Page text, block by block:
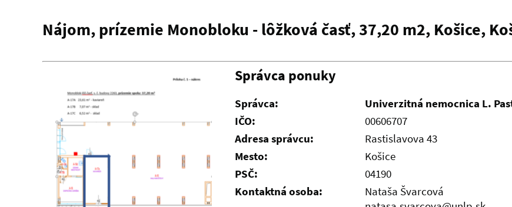
Nájom, prízemie Monobloku - lôžková časť, 37,20 m2, Košice,
Správca ponuky
Správca:
Univerzitná nemocnica L.
IČO:
00606707
Adresa správcu:
Rastislavova 43
Mesto:
Košice
PSČ:
04190
Kontaktná osoba:
Nataša Švarcová